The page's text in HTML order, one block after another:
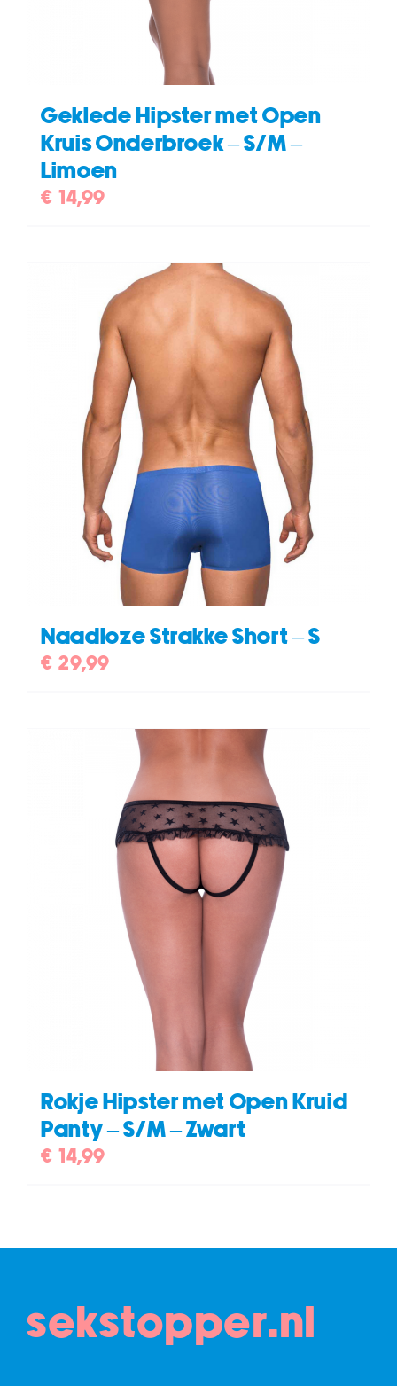
Geklede Hipster met Open
Kruis Onderbroek – S/M –
Limoen
€ 14,99
Naadloze Strakke Short – S
€ 29,99
Rokje Hipster met Open Kruid
Panty – S/M – Zwart
€ 14,99
sekstopper.nl